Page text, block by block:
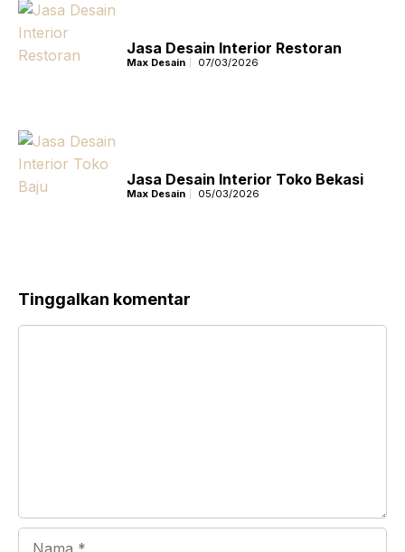
Jasa Desain Interior Restoran
Max Desain 07/03/2026
Jasa Desain Interior Toko Bekasi
Max Desain 05/03/2026
Tinggalkan komentar